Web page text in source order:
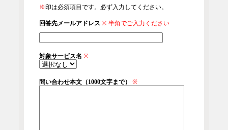
※印は必須項目です。必ず入力してください。
回答先メールアドレス ※ 半角でご入力ください
対象サービス名 ※
問い合わせ本文（1000文字まで） ※